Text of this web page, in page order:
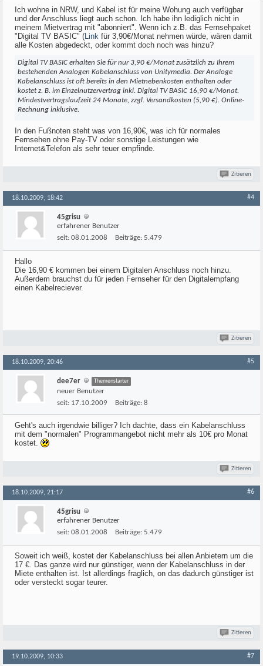
Ich wohne in NRW, und Kabel ist für meine Wohung auch verfügbar
und der Anschluss liegt auch schon. Ich habe ihn lediglich nicht in
meinem Mietvertrag mit "abonniert". Wenn ich z.B. das Fernsehpaket
"Digital TV BASIC" (Link für 3,90€/Monat nehmen würde, wären damit
alle Kosten abgedeckt, oder kommt doch noch was hinzu?
Digital TV BASIC erhalten Sie für nur 3,90 €/Monat zusätzlich zu Ihrem
bestehenden Analogen Kabelanschluss von Unitymedia. Der Analoge
Kabelanschluss ist oft bereits in den Mietnebenkosten enthalten oder
kostet z. B. im Einzelnutzervertrag inkl. Digital TV BASIC 16,90 €/Monat.
Mindestvertragslaufzeit 24 Monate, zzgl. Versandkosten (5,90 €). Online-
Rechnung inklusive.
In den Fußnoten steht was von 16,90€, was ich für normales
Fernsehen ohne Pay-TV oder sonstige Leistungen wie
Internet&Telefon als sehr teuer empfinde.
Zitieren
18.10.2009, 18:42 #4
45grisu
erfahrener Benutzer
seit: 08.01.2008 Beiträge: 5.479
Hallo
Die 16,90 € kommen bei einem Digitalen Anschluss noch hinzu.
Außerdem brauchst du für jeden Fernseher für den Digitalempfang
einen Kabelreciever.
Zitieren
18.10.2009, 20:46 #5
dee7er Themenstarter
neuer Benutzer
seit: 17.10.2009 Beiträge: 8
Geht's auch irgendwie billiger? Ich dachte, dass ein Kabelanschluss
mit dem "normalen" Programmangebot nicht mehr als 10€ pro Monat
kostet.
Zitieren
18.10.2009, 21:17 #6
45grisu
erfahrener Benutzer
seit: 08.01.2008 Beiträge: 5.479
Soweit ich weiß, kostet der Kabelanschluss bei allen Anbietern um die
17 €. Das ganze wird nur günstiger, wenn der Kabelanschluss in der
Miete enthalten ist. Ist allerdings fraglich, on das dadurch günstiger ist
oder versteckt sogar teurer.
Zitieren
19.10.2009, 10:33 #7